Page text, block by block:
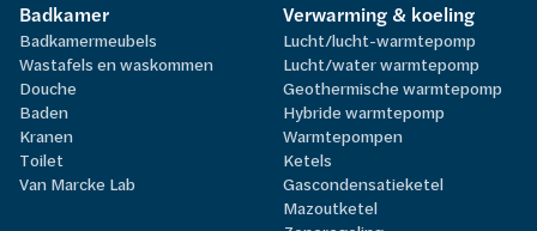
Badkamer
Badkamermeubels
Wastafels en waskommen
Douche
Baden
Kranen
Toilet
Van Marcke Lab
Verwarming & koeling
Lucht/lucht-warmtepomp
Lucht/water warmtepomp
Geothermische warmtepomp
Hybride warmtepomp
Warmtepompen
Ketels
Gascondensatieketel
Mazoutketel